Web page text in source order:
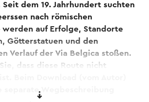
dem 19. Jahrhundert suchten
nach römischen
werden auf Erfolge, Standorte
Götterstatuen und den
Verlauf der Via Belgica stoßen.
dass diese Route nicht
separate Wegbeschreibung